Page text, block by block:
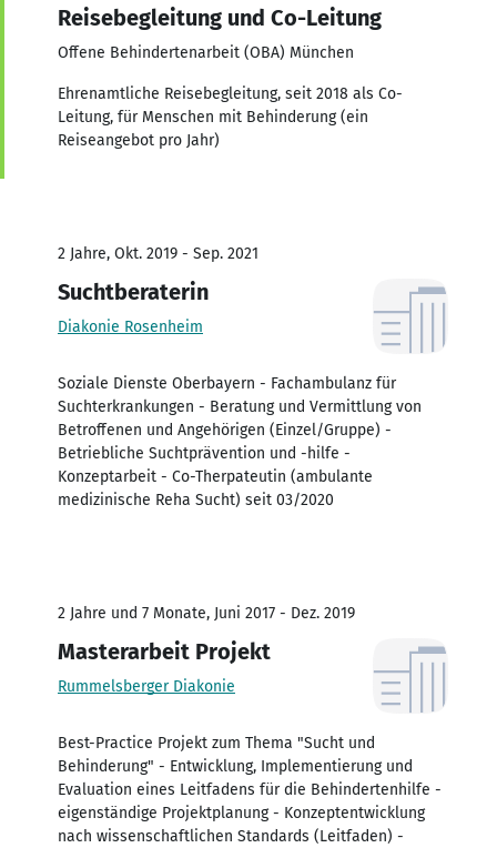
Reisebegleitung und Co-Leitung
Offene Behindertenarbeit (OBA) München
Ehrenamtliche Reisebegleitung, seit 2018 als Co-
Leitung, für Menschen mit Behinderung (ein
Reiseangebot pro Jahr)
2 Jahre, Okt. 2019 - Sep. 2021
Suchtberaterin
Diakonie Rosenheim
Soziale Dienste Oberbayern - Fachambulanz für
Suchterkrankungen - Beratung und Vermittlung von
Betroffenen und Angehörigen (Einzel/Gruppe) -
Betriebliche Suchtprävention und -hilfe -
Konzeptarbeit - Co-Therpateutin (ambulante
medizinische Reha Sucht) seit 03/2020
2 Jahre und 7 Monate, Juni 2017 - Dez. 2019
Masterarbeit Projekt
Rummelsberger Diakonie
Best-Practice Projekt zum Thema "Sucht und
Behinderung" - Entwicklung, Implementierung und
Evaluation eines Leitfadens für die Behindertenhilfe -
eigenständige Projektplanung - Konzeptentwicklung
nach wissenschaftlichen Standards (Leitfaden) -